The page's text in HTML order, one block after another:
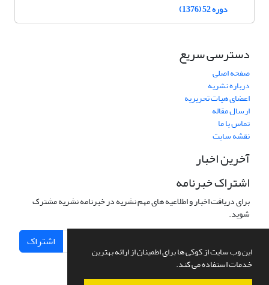
این وب سایت از کوکی ها برای اطمینان از ارائه بهترین
خدمات استفاده می کند.
دوره 52 (1376)
دسترسی سریع
صفحه اصلی
درباره نشریه
اعضای هیات تحریریه
ارسال مقاله
تماس با ما
نقشه سایت
آخرین اخبار
اشتراک خبرنامه
برای دریافت اخبار و اطلاعیه های مهم نشریه در خبرنامه نشریه مشترک
شوید.
اشتراک